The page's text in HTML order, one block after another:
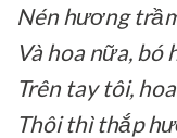
Nén hương
Và hoa nữa, bó
Trên tay tôi,
Thôi thì thắp